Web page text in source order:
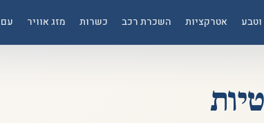
אטרקציות השכרת רכב כשרות מזג אוויר